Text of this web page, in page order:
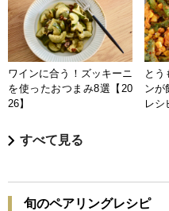
ワインに合う！ズッキーニ
を使ったおつまみ8選【20
26】
と
ンが
レシ
すべて見る
旬のペアリングレシピ